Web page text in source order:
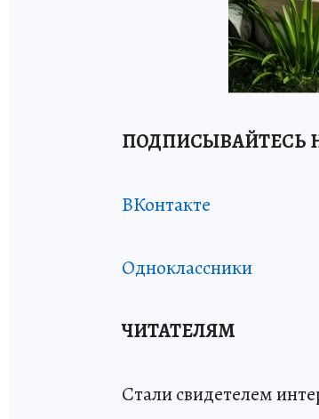
ПОДПИСЫВАЙТЕСЬ
ВКонтакте
Одноклассники
ЧИТАТЕЛЯМ
Стали свидетелем